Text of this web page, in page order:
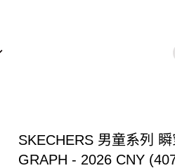
SKECHERS 男童系列
GRAPH - 2026 CNY